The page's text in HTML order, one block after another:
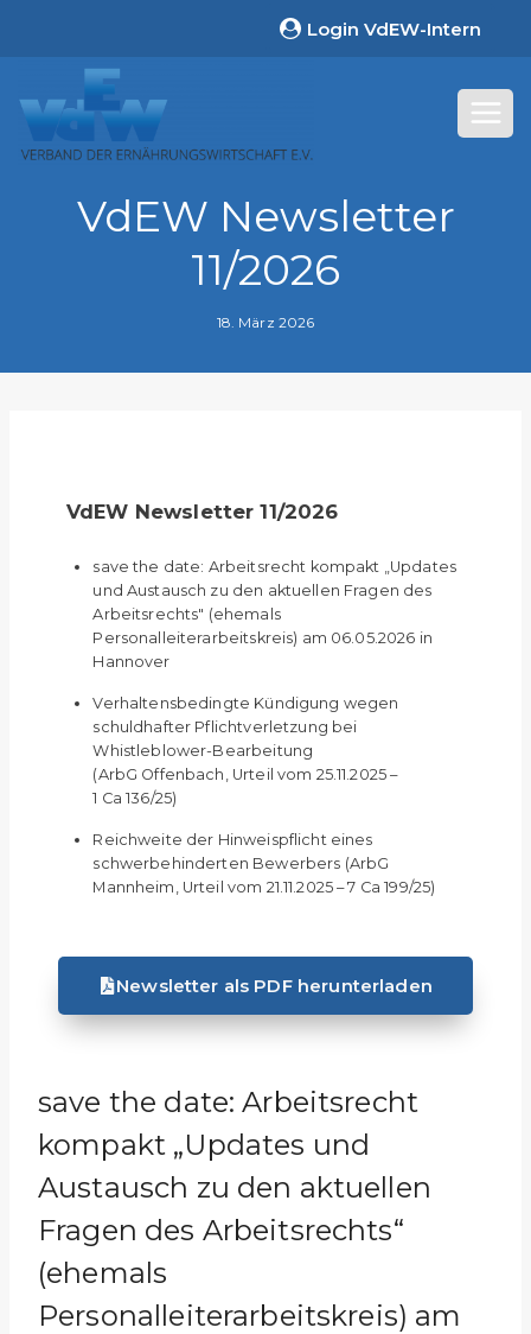
Login VdEW-Intern
VdEW Newsletter
11/2026
18. März 2026
VdEW Newsletter 11/2026
save the date: Arbeitsrecht kompakt „Updates
und Austausch zu den aktuellen Fragen des
Arbeitsrechts" (ehemals
Personalleiterarbeitskreis) am 06.05.2026 in
Hannover
Verhaltensbedingte Kündigung wegen
schuldhafter Pflichtverletzung bei
Whistleblower-Bearbeitung
(ArbG Offenbach, Urteil vom 25.11.2025 –
1 Ca 136/25)
Reichweite der Hinweispflicht eines
schwerbehinder­ten Bewerbers (ArbG
Mannheim, Urteil vom 21.11.2025 – 7 Ca 199/25)
Newsletter als PDF herunterladen
save the date: Arbeitsrecht
kompakt „Updates und
Austausch zu den aktuellen
Fragen des Arbeitsrechts“
(ehemals
Personalleiterarbeitskreis) am